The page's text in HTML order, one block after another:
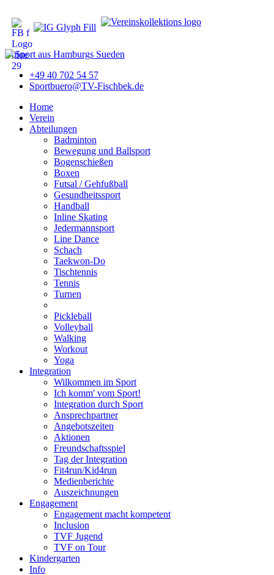
+49 40 702 54 57
Sportbuero@TV-Fischbek.de
Home
Verein
Abteilungen
Badminton
Bewegung und Ballsport
Bogenschießen
Boxen
Futsal / Gehfußball
Gesundheitssport
Handball
Inline Skating
Jedermannsport
Line Dance
Schach
Taekwon-Do
Tischtennis
Tennis
Turnen
Pickleball
Volleyball
Walking
Workout
Yoga
Integration
Wilkommen im Sport
Ich komm' vom Sport!
Integration durch Sport
Ansprechpartner
Angebotszeiten
Aktionen
Freundschaftsspiel
Tag der Integration
Fit4run/Kid4run
Medienberichte
Auszeichnungen
Engagement
Engagement macht kompetent
Inclusion
TVF Jugend
TVF on Tour
Kindergarten
Info